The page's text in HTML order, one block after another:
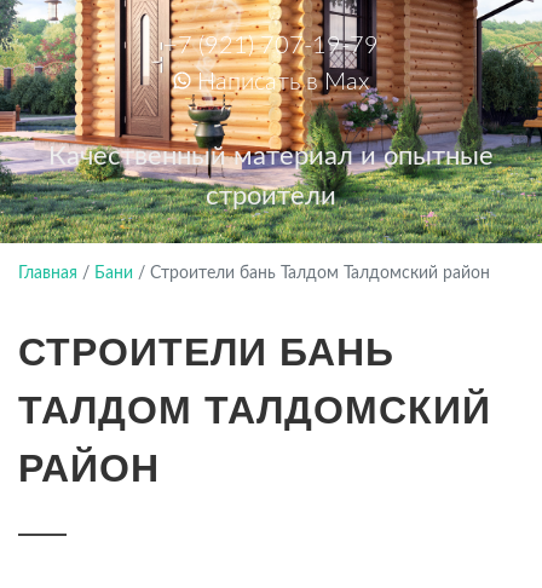
+7 (921) 707-19-79
Написать в Max
Качественный материал и опытные
строители
Главная / Бани / Строители бань Талдом Талдомский район
СТРОИТЕЛИ БАНЬ
ТАЛДОМ ТАЛДОМСКИЙ
РАЙОН